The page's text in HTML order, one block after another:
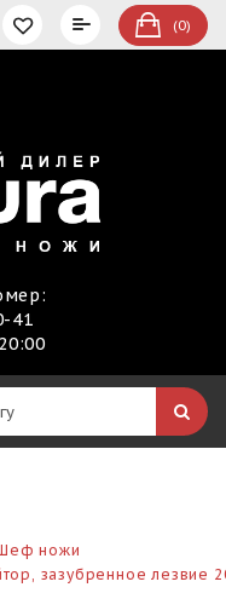
(0)
41
ножи
зазубренное лезвие